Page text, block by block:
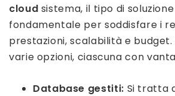
cloud sistema, il tipo di
fondamentale per soddisfare i
prestazioni, scalabilità e budget.
varie opzioni, ciascuna con
Database gestiti: Si tratta